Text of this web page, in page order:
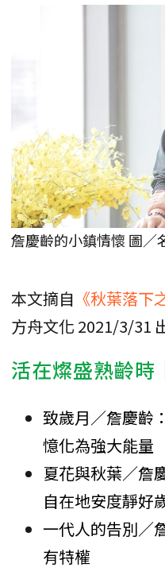
詹慶齡的小鎮情懷 圖／
本文摘自 《秋葉落下
方舟文化 2021/3/31
活在燦盛熟齡時│
致歲月／詹慶齡
憶化為強大能量
夏花與秋葉／詹
自在地安度靜好
一代人的告別／
有特權